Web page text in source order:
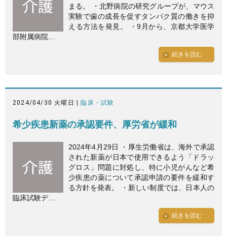
まる。 ・北野病院の研究グループが、マウス
実験で歯の成長を促すタンパク質の働きを抑
える方法を発見。 ・9月から、京都大学医学
部附属病院…
続きを読む
2024/04/30 火曜日 | 臨床・試験
希少疾患新薬の承認要件、厚労省が緩和
2024年4月29日 ・厚生労働省は、海外で承認
された新薬が日本で使用できるよう「ドラッ
グロス」問題に対処し、特に小児がんなど希
少疾患の薬について承認申請の要件を緩和す
る方針を発表。 ・新しい制度では、日本人の
臨床試験デ…
続きを読む